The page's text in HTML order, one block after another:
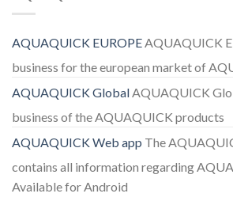
AQUAQUICK EUROPEAQUAQUICK
business for the european market of
AQUAQUICK GlobalAQUAQUICK
business of the AQUAQUICK products
AQUAQUICK Web app The
contains all information regarding
Available for Android